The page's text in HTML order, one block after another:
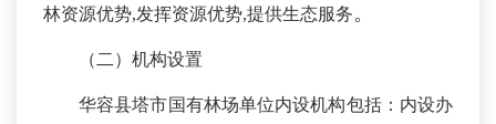
林资源优势,发挥资源优势,提供生态服务。
（二）机构设置
华容县塔市国有林场单位内设机构包括：内设办